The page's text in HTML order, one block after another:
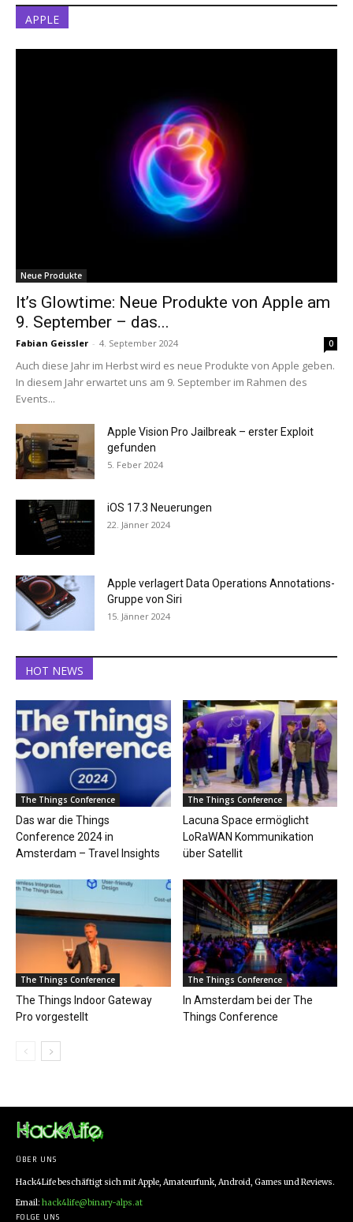
APPLE
Neue Produkte
It’s Glowtime: Neue Produkte von Apple am
9. September – das...
Fabian Geissler - 4. September 2024 0
Auch diese Jahr im Herbst wird es neue Produkte von Apple geben.
In diesem Jahr erwartet uns am 9. September im Rahmen des
Events...
Apple Vision Pro Jailbreak – erster Exploit
gefunden
5. Feber 2024
iOS 17.3 Neuerungen
22. Jänner 2024
Apple verlagert Data Operations Annotations-
Gruppe von Siri
15. Jänner 2024
HOT NEWS
The Things Conference
Das war die Things
Conference 2024 in
Amsterdam – Travel Insights
The Things Conference
Lacuna Space ermöglicht
LoRaWAN Kommunikation
über Satellit
The Things Conference
The Things Indoor Gateway
Pro vorgestellt
The Things Conference
In Amsterdam bei der The
Things Conference
ÜBER UNS
Hack4Life beschäftigt sich mit Apple, Amateurfunk, Android, Games und Reviews.
Email: hack4life@binary-alps.at
FOLGE UNS